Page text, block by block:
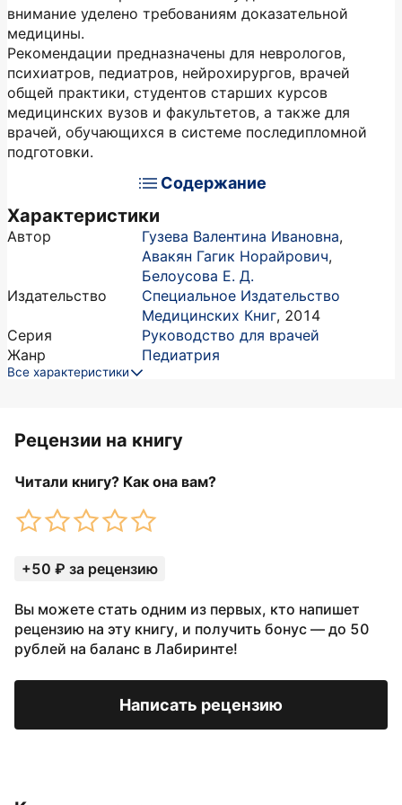
внимание уделено требованиям доказательной
медицины.
Рекомендации предназначены для неврологов,
психиатров, педиатров, нейрохирургов, врачей
общей практики, студентов старших курсов
медицинских вузов и факультетов, а также для
врачей, обучающихся в системе последипломной
подготовки.
Содержание
Характеристики
Автор Гузева Валентина Ивановна,
Авакян Гагик Норайрович,
Белоусова Е. Д.
Издательство
Специальное Издательство
Медицинских Книг, 2014
Серия
Руководство для врачей
Жанр
Педиатрия
Все характеристики
Рецензии на книгу
Читали книгу? Как она вам?
+50 ₽ за рецензию
Вы можете стать одним из первых, кто напишет
рецензию на эту книгу, и получить бонус — до 50
рублей на баланс в Лабиринте!
Написать рецензию